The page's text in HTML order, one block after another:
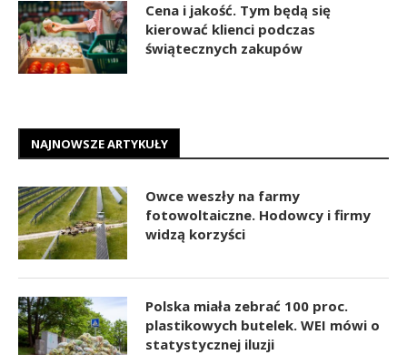
Cena i jakość. Tym będą się
kierować klienci podczas
świątecznych zakupów
NAJNOWSZE ARTYKUŁY
Owce weszły na farmy
fotowoltaiczne. Hodowcy i firmy
widzą korzyści
Polska miała zebrać 100 proc.
plastikowych butelek. WEI mówi o
statystycznej iluzji